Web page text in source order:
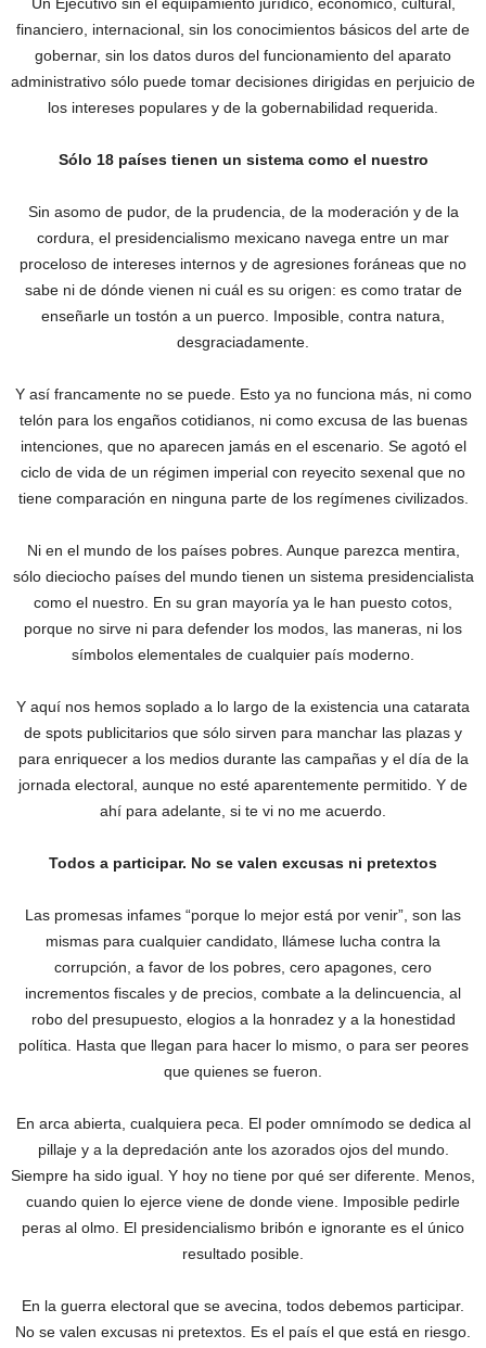
financiero, internacional, sin los conocimientos básicos del arte de
gobernar, sin los datos duros del funcionamiento del aparato
administrativo sólo puede tomar decisiones dirigidas en perjuicio de
los intereses populares y de la gobernabilidad requerida.
Sólo 18 países tienen un sistema como el nuestro
Sin asomo de pudor, de la prudencia, de la moderación y de la
cordura, el presidencialismo mexicano navega entre un mar
proceloso de intereses internos y de agresiones foráneas que no
sabe ni de dónde vienen ni cuál es su origen: es como tratar de
enseñarle un tostón a un puerco. Imposible, contra natura,
desgraciadamente.
Y así francamente no se puede. Esto ya no funciona más, ni como
telón para los engaños cotidianos, ni como excusa de las buenas
intenciones, que no aparecen jamás en el escenario. Se agotó el
ciclo de vida de un régimen imperial con reyecito sexenal que no
tiene comparación en ninguna parte de los regímenes civilizados.
Ni en el mundo de los países pobres. Aunque parezca mentira,
sólo dieciocho países del mundo tienen un sistema presidencialista
como el nuestro. En su gran mayoría ya le han puesto cotos,
porque no sirve ni para defender los modos, las maneras, ni los
símbolos elementales de cualquier país moderno.
Y aquí nos hemos soplado a lo largo de la existencia una catarata
de spots publicitarios que sólo sirven para manchar las plazas y
para enriquecer a los medios durante las campañas y el día de la
jornada electoral, aunque no esté aparentemente permitido. Y de
ahí para adelante, si te vi no me acuerdo.
Todos a participar. No se valen excusas ni pretextos
Las promesas infames “porque lo mejor está por venir”, son las
mismas para cualquier candidato, llámese lucha contra la
corrupción, a favor de los pobres, cero apagones, cero
incrementos fiscales y de precios, combate a la delincuencia, al
robo del presupuesto, elogios a la honradez y a la honestidad
política. Hasta que llegan para hacer lo mismo, o para ser peores
que quienes se fueron.
En arca abierta, cualquiera peca. El poder omnímodo se dedica al
pillaje y a la depredación ante los azorados ojos del mundo.
Siempre ha sido igual. Y hoy no tiene por qué ser diferente. Menos,
cuando quien lo ejerce viene de donde viene. Imposible pedirle
peras al olmo. El presidencialismo bribón e ignorante es el único
resultado posible.
En la guerra electoral que se avecina, todos debemos participar.
No se valen excusas ni pretextos. Es el país el que está en riesgo.